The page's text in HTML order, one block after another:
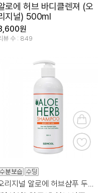
로에 허브 바디클렌져 (오
지널) 500ml
원
뷰 수 : 849